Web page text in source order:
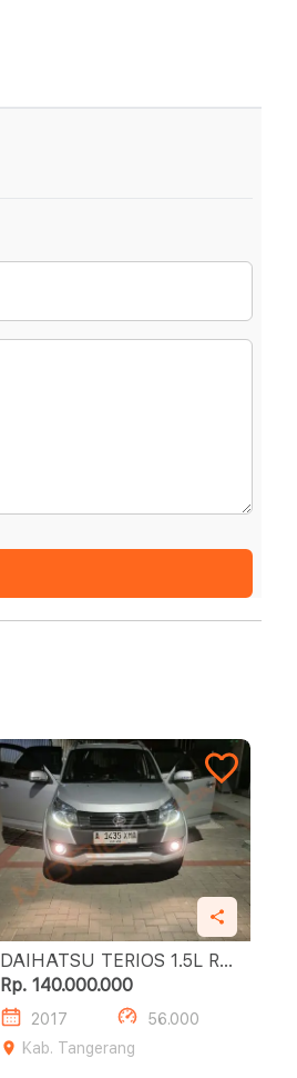
DAIHATSU TERIOS 1.5L R
DELUXE A/T
Rp. 140.000.000
2017
56.000
Kab. Tangerang